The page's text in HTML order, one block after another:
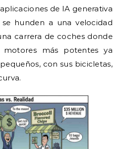
de IA generativa
hunden a una velocidad
carrera de coches donde
más potentes ya
con sus bicicletas,